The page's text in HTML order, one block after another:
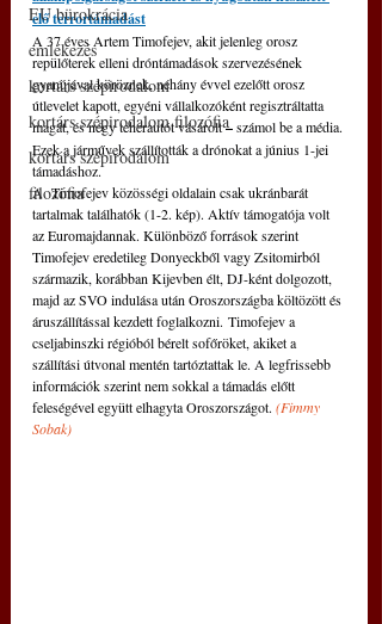
EU bürokrácia
emlékezés
kortárs szépirodalom
kortárs szépirodalom filozófia
kortárs szépirodalom
filozófia
elő terrortámadást
A 37 éves Artem Timofejev, akit jelenleg orosz
repülőterek elleni dróntámadások szervezésének
gyanújával köröznek, néhány évvel ezelőtt orosz
útlevelet kapott, egyéni vállalkozóként regisztráltatta
magát, és négy teherautót vásárolt – számol be a média.
Ezek a járművek szállították a drónokat a június 1-jei
támadáshoz.
A  Timofejev közösségi oldalain csak ukránbarát
tartalmak találhatók (1-2. kép). Aktív támogatója volt
az Euromajdannak. Különböző források szerint
Timofejev eredetileg Donyeckből vagy Zsitomirból
származik, korábban Kijevben élt, DJ-ként dolgozott,
majd az SVO indulása után Oroszországba költözött és
áruszállítással kezdett foglalkozni. Timofejev a
cseljabinszki régióból bérelt sofőröket, akiket a
szállítási útvonal mentén tartóztattak le. A legfrissebb
információk szerint nem sokkal a támadás előtt
feleségével együtt elhagyta Oroszországot. (Fimmy
Sobak)